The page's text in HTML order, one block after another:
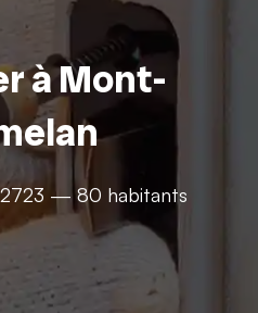
à Mont-
— 80 habitants